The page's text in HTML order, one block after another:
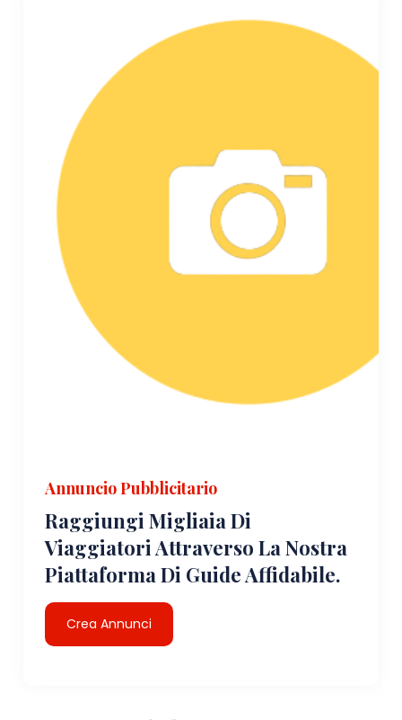
Annuncio Pubblicitario
Raggiungi Migliaia Di
Viaggiatori Attraverso La Nostra
Piattaforma Di Guide Affidabile.
Crea Annunci